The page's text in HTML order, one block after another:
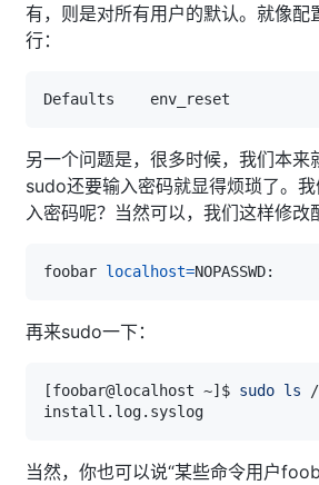
有，则是对所有用户的默认。就像配
行：
另一个问题是，很多时候，我们本来
sudo还要输入密码就显得烦琐了。
入密码呢？当然可以，我们这样修改
foobar localhost=
再来sudo一下：
[foobar@localhost ~] $ sudo ls
当然，你也可以说“某些命令用户